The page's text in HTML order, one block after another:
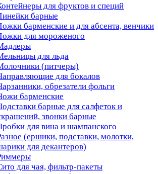
для фруктов и специй
барные
барменские и для абсента, венчики
для мороженого
для льда
(питчеры)
для бокалов
обрезатели фольги
барменские
барные для салфеток и
звонки барные
для вина и шампанского
(ершики, подставки, молотки,
для декантеров)
для чая, фильтр-пакеты